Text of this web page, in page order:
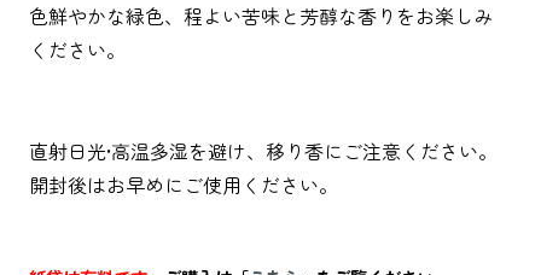
色鮮やかな緑色、程よい苦味と芳醇な香りをお楽しみ
ください。
直射日光•高温多湿を避け、移り香にご注意ください。
開封後はお早めにご使用ください。